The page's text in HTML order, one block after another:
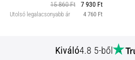
15 860 Ft
7 930 Ft
Utolsó legalacsonyabb ár 4 760 Ft
Kiváló4.8 5-ből